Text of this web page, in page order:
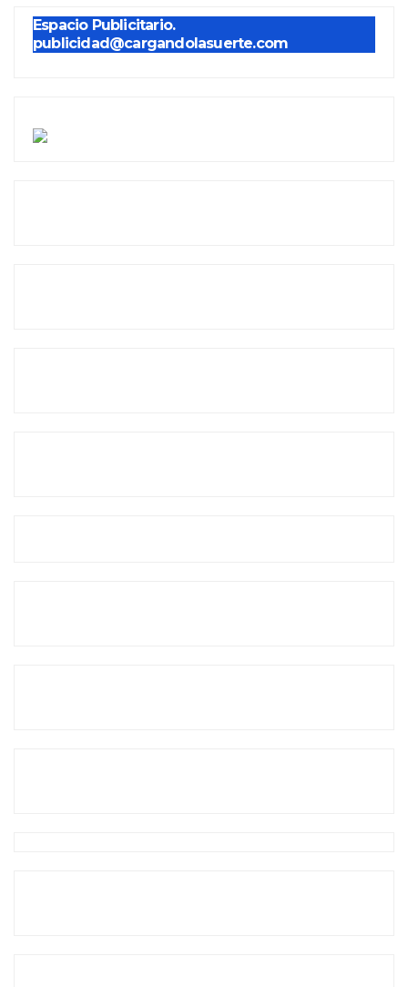
Espacio Publicitario.
publicidad@cargandolasuerte.com